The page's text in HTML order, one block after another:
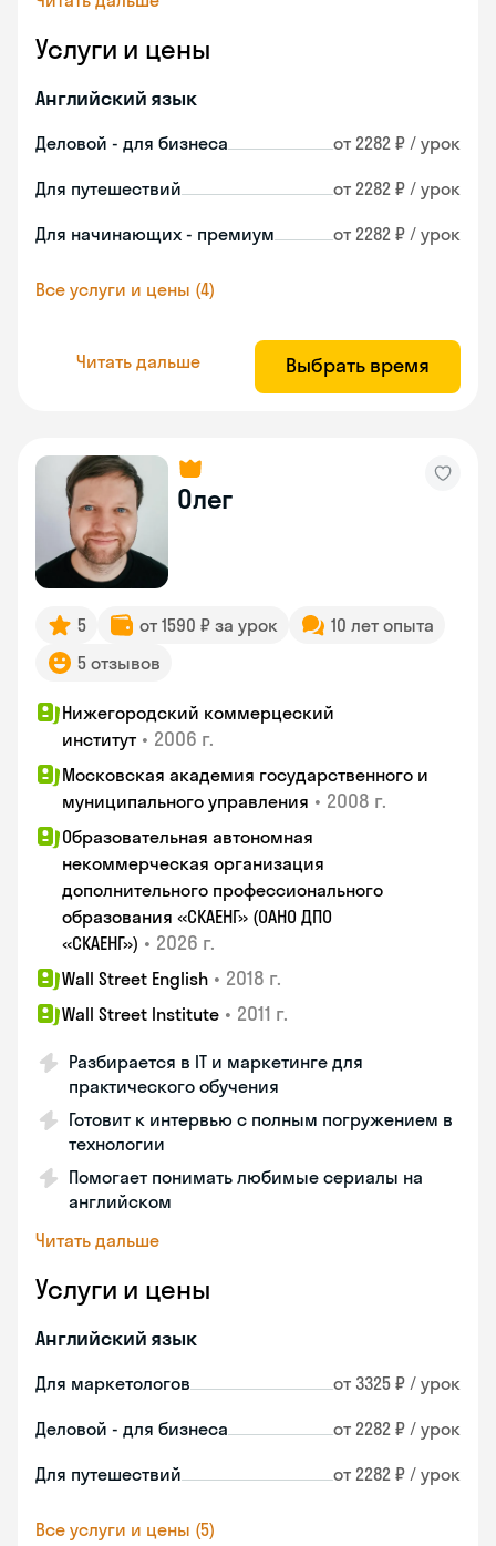
Услуги и цены
Английский язык
Деловой - для бизнеса от 2282 ₽ / урок
Для путешествий от 2282 ₽ / урок
Для начинающих - премиум от 2282 ₽ / урок
Все услуги и цены (4)
Читать дальше Выбрать время
Олег
5 от 1590 ₽ за урок
10 лет опыта
5 отзывов
Нижегородский коммерцеский
институт • 2006 г.
Московская академия государственного и
муниципального управления • 2008 г.
Образовательная автономная
некоммерческая организация
дополнительного профессионального
образования «СКАЕНГ» (ОАНО ДПО
«СКАЕНГ») • 2026 г.
Wall Street English • 2018 г.
Wall Street Institute • 2011 г.
Разбирается в IT и маркетинге для
практического обучения
Готовит к интервью с полным погружением в
технологии
Помогает понимать любимые сериалы на
английском
Читать дальше
Услуги и цены
Английский язык
Для маркетологов от 3325 ₽ / урок
Деловой - для бизнеса от 2282 ₽ / урок
Для путешествий от 2282 ₽ / урок
Все услуги и цены (5)